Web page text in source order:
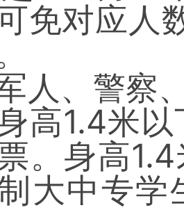
免对应人
人、警察
高1.4米
。身高
大中专学